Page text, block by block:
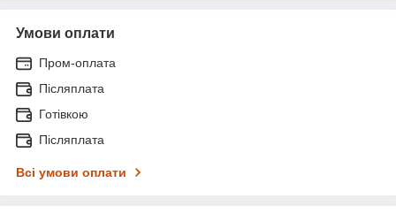
Умови оплати
Пром-оплата
Післяплата
Готівкою
Післяплата
Всі умови оплати